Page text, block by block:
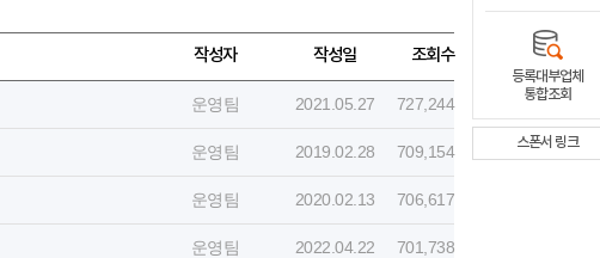
작성자 작성일 조회수
운영팀 2021.05.27 727,244
운영팀 2019.02.28 709,154
운영팀 2020.02.13 706,617
운영팀 2022.04.22 701,738
등록대부업체
통합조회
스폰서 링크